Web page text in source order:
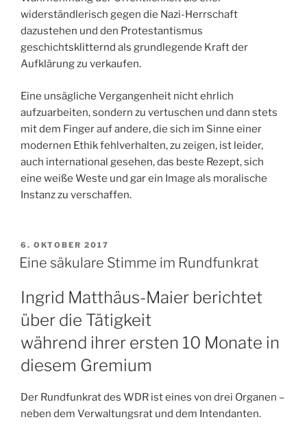
widerständlerisch gegen die Nazi-Herrschaft
dazustehen und den Protestantismus
geschichtsklitternd als grundlegende Kraft der
Aufklärung zu verkaufen.
Eine unsägliche Vergangenheit nicht ehrlich
aufzuarbeiten, sondern zu vertuschen und dann stets
mit dem Finger auf andere, die sich im Sinne einer
modernen Ethik fehlverhalten, zu zeigen, ist leider,
auch international gesehen, das beste Rezept, sich
eine weiße Weste und gar ein Image als moralische
Instanz zu verschaffen.
VERÖFFENTLICHT
AM
6. OKTOBER 2017
Eine säkulare Stimme im Rundfunkrat
Ingrid Matthäus-Maier berichtet
über die Tätigkeit
während ihrer ersten 10 Monate in
diesem Gremium
Der Rundfunkrat des WDR ist eines von drei Organen –
neben dem Verwaltungsrat und dem Intendanten.